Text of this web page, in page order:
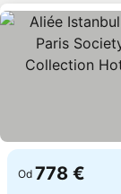
Od 778 €